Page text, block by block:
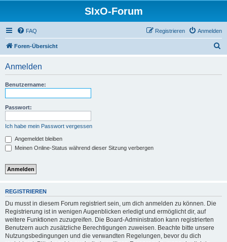
SIxO-Forum
FAQ Anmelden
Registrieren
Foren-Übersicht
Anmelden
Benutzername:
Passwort:
Ich habe mein Passwort vergessen
Angemeldet bleiben
Meinen Online-Status während dieser Sitzung verbergen
REGISTRIEREN
Du musst in diesem Forum registriert sein, um dich anmelden zu können. Die
Registrierung ist in wenigen Augenblicken erledigt und ermöglicht dir, auf
weitere Funktionen zuzugreifen. Die Board-Administration kann registrierten
Benutzern auch zusätzliche Berechtigungen zuweisen. Beachte bitte unsere
Nutzungsbedingungen und die verwandten Regelungen, bevor du dich